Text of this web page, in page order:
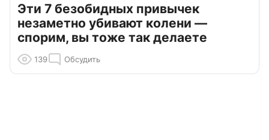
Эти 7 безобидных привычек
незаметно убивают колени —
спорим, вы тоже так делаете
139 Обсудить